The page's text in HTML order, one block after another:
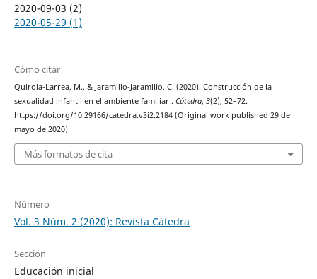
2020-09-03 (2)
2020-05-29 (1)
Cómo citar
Quirola-Larrea, M., & Jaramillo-Jaramillo, C. (2020). Construcción de la
sexualidad infantil en el ambiente familiar . Cátedra, 3(2), 52–72.
https://doi.org/10.29166/catedra.v3i2.2184 (Original work published 29 de
mayo de 2020)
Más formatos de cita
Número
Vol. 3 Núm. 2 (2020): Revista Cátedra
Sección
Educación inicial